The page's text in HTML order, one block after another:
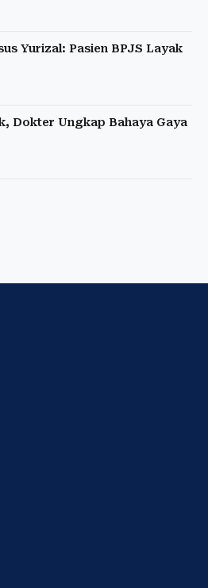
Yurizal: Pasien BPJS Layak
Dokter Ungkap Bahaya Gaya